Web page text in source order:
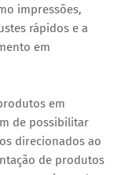
impressões,
rápidos e a
em
em
de possibilitar
direcionados ao
de produtos